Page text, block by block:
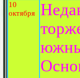
10
октября